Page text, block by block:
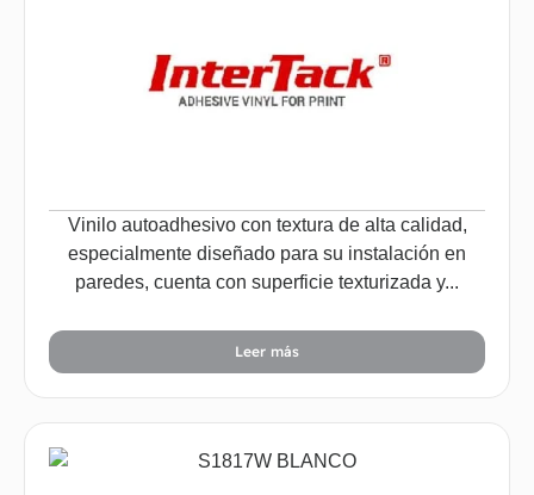
Vinilo autoadhesivo con textura de alta calidad,
especialmente diseñado para su instalación en
paredes, cuenta con superficie texturizada y...
Leer más